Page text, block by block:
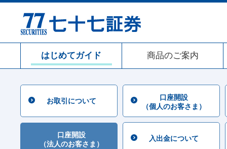
はじめてガイド 商品のご案内
お取引について
口座開設
（個人のお客さま）
口座開設
（法人のお客さま）
入出金について